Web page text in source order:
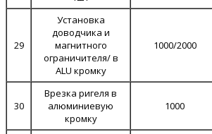
29
Установка
доводчика и
магнитного
ограничителя/ в
ALU кромку
1000/2000
30
Врезка ригеля в
алюминиевую
кромку
1000